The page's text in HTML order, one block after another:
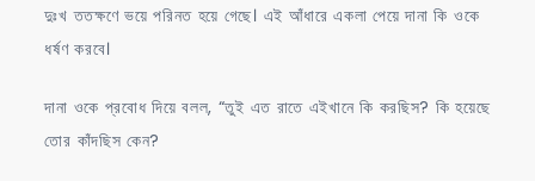
দুঃখ ততক্ষণে ভয়ে পরিনত হয়ে গেছে। এই আঁধারে একলা পেয়ে দানা কি ওকে
ধর্ষণ করবে।
দানা ওকে প্রবোধ দিয়ে বলল, “তুই এত রাতে এইখানে কি করছিস? কি হয়েছে
তোর কাঁদছিস কেন?